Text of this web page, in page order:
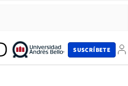
SUSCRÍBETE